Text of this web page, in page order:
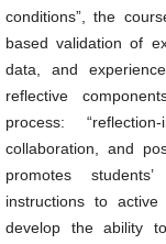
conditions”, the
based validation of
data, and
reflective
process:
collaboration, and
promotes
instructions to
develop the ability